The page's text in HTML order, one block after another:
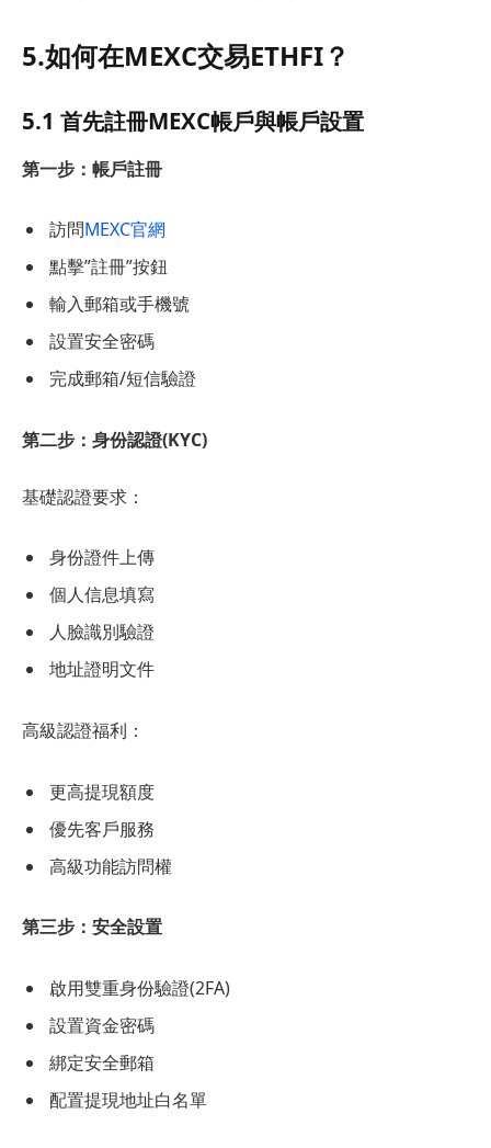
5.如何在MEXC交易ETHFI？
5.1 首先註冊MEXC帳戶與帳戶設置
第一步：帳戶註冊
訪問MEXC官網
點擊”註冊”按鈕
輸入郵箱或手機號
設置安全密碼
完成郵箱/短信驗證
第二步：身份認證(KYC)
基礎認證要求：
身份證件上傳
個人信息填寫
人臉識別驗證
地址證明文件
高級認證福利：
更高提現額度
優先客戶服務
高級功能訪問權
第三步：安全設置
啟用雙重身份驗證(2FA)
設置資金密碼
綁定安全郵箱
配置提現地址白名單